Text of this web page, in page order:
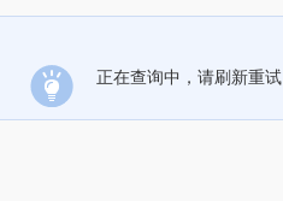
正在查询中，请刷新重试